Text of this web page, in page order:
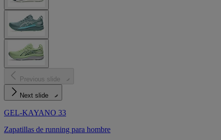
Previous slide
Next slide
GEL-KAYANO 33
Zapatillas de running para hombre